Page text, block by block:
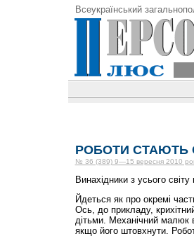
Всеукраїнський
РОБОТИ
№ 36 (389) 9—15 вересня 2010
Винахідники з усього
Йдеться як про окремі
Ось, до прикладу,
дітьми. Механічний малюк
якщо його штовхнути.